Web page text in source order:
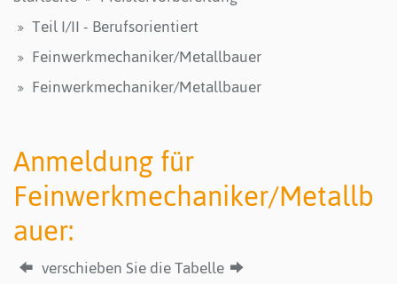
Teil I/II - Berufsorientiert
Feinwerkmechaniker/Metallbauer
Feinwerkmechaniker/Metallbauer
Anmeldung für
Feinwerkmechaniker/Metallb
auer:
verschieben Sie die Tabelle